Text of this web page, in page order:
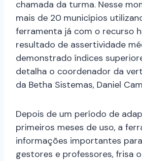
chamada da turma. Nesse
mais de 20 municípios
ferramenta já com o recurso
resultado de assertividade
demonstrado índices
detalha o coordenador da
da Betha Sistemas, Daniel
Depois de um período de
primeiros meses de uso, a
informações importantes
gestores e professores, frisa